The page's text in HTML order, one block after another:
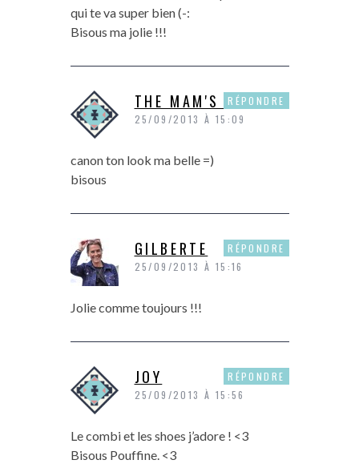
qui te va super bien (-:
Bisous ma jolie !!!
THE MAM'S SHOW
25/09/2013 À 15:09
canon ton look ma belle =)
bisous
RÉPONDRE
GILBERTE
25/09/2013 À 15:16
Jolie comme toujours !!!
RÉPONDRE
JOY
25/09/2013 À 15:56
Le combi et les shoes j’adore ! <3
Bisous Pouffine. <3
RÉPONDRE